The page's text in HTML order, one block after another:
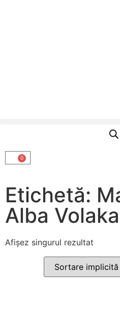
0
Etichetă:
Alba
Afișez singurul rezultat